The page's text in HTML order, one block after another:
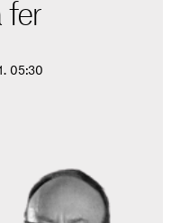
fer
05:30